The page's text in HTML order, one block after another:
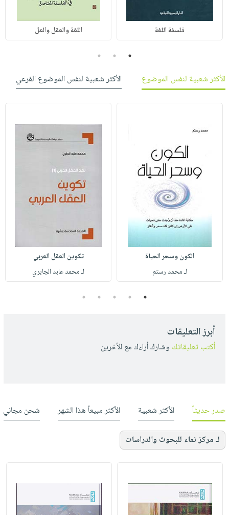
فلسفة اللغة اللغة والعقل والعل
1
2
3
الأكثر شعبية لنفس الموضوع
الأكثر شعبية لنفس الموضوع الفرعي
الكون وسحر الحياة
لـ محمد رستم
تكوين العقل العربي
لـ محمد عابد الجابري
1
2
3
4
5
أبرز التعليقات
أكتب تعليقاتك وشارك أراءك مع الأخرين
صدر حديثاً الأكثر شعبية الأكثر مبيعاً هذا الشهر شحن مجاني
لـ مركز نماء للبحوث والدراسات